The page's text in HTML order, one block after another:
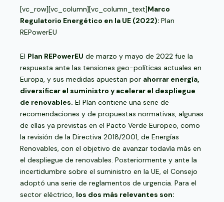
[vc_row][vc_column][vc_column_text]Marco
Regulatorio Energético en la UE (2022): Plan
REPowerEU
El Plan REPowerEU de marzo y mayo de 2022 fue la
respuesta ante las tensiones geo-políticas actuales en
Europa, y sus medidas apuestan por ahorrar energía,
diversificar el suministro y acelerar el despliegue
de renovables. El Plan contiene una serie de
recomendaciones y de propuestas normativas, algunas
de ellas ya previstas en el Pacto Verde Europeo, como
la revisión de la Directiva 2018/2001, de Energías
Renovables, con el objetivo de avanzar todavía más en
el despliegue de renovables. Posteriormente y ante la
incertidumbre sobre el suministro en la UE, el Consejo
adoptó una serie de reglamentos de urgencia. Para el
sector eléctrico, los dos más relevantes son: